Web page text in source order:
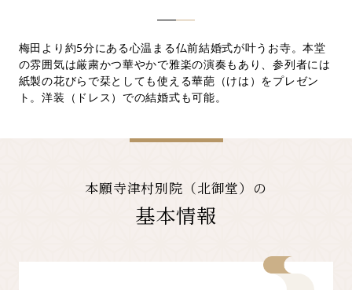
梅田より約5分にある心温まる仏前結婚式が叶うお寺。本堂
の雰囲気は厳粛かつ華やかで雅楽の演奏もあり、参列者には
紙製の花びらで栞としても使える華葩（けは）をプレゼン
ト。洋装（ドレス）での結婚式も可能。
本願寺津村別院（北御堂）の
基本情報